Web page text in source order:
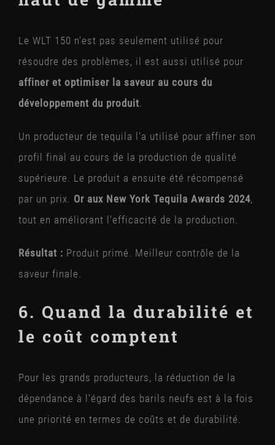
Le WLT 150 n'est pas seulement utilisé pour
résoudre des problèmes, il est aussi utilisé pour
affiner et optimiser la saveur au cours du
développement du produit
Un producteur de tequila l'a utilisé pour affiner son
profil final au cours de la production de qualité
supérieure. Le produit a ensuite été récompensé
par un prix. Or aux New York Tequila Awards 2024,
tout en améliorant l'efficacité de la production.
Résultat : Produit primé. Meilleur contrôle de la
saveur finale.
6. Quand la durabilité et
le coût comptent
Pour les grands producteurs, la réduction de la
dépendance à l'égard des barils neufs est à la fois
une priorité en termes de coûts et de durabilité.